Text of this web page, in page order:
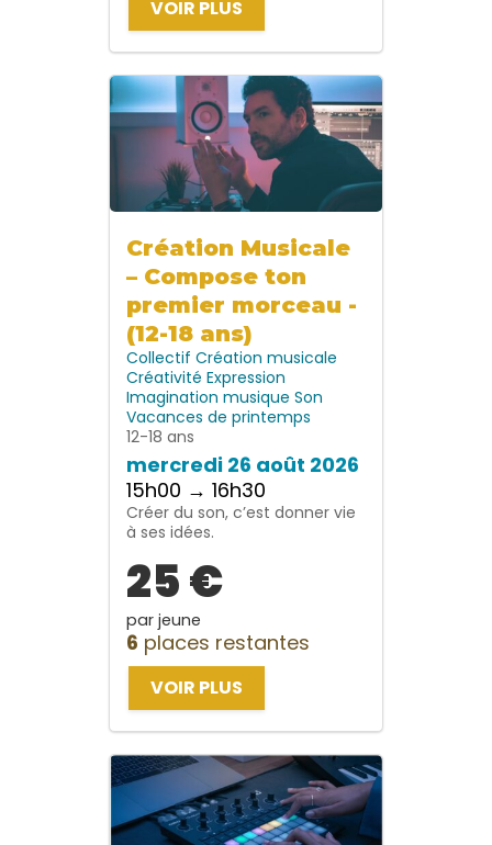
VOIR PLUS
Création Musicale
– Compose ton
premier morceau -
(12-18 ans)
Collectif Création musicale
Créativité Expression
Imagination musique Son
Vacances de printemps
12-18 ans
mercredi 26 août 2026
15h00 → 16h30
Créer du son, c’est donner vie
à ses idées.
25 €
par jeune
6 places restantes
VOIR PLUS